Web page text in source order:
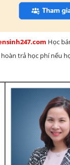
Học
trả học phí nếu